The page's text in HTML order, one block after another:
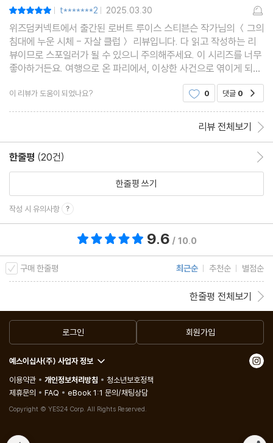
| t*******2 | 2025.03.30
위즈덤커넥트에서 출간된 로버트 루이스 스티븐슨 작가님의 ＜그의
침대에 누운 시체 - 자살 클럽＞ 리뷰입니다. 다 읽고 작성하는 리
뷰이므로 스포일러가 될 수 있으니 주의해주세요. 이 시리즈를 너무
좋아하거든요. 여행으로 온 파리에서, 이상한 사건으로 엮이게 되면
이 리뷰가 도움이 되었나요? 0 댓글 0
리뷰 전체보기
한줄평 (20건)
한줄평 쓰기
작성 시 유의사항
9.6 / 10.0
구매 한줄평 최근순 추천순 별점순
한줄평 전체보기
로그인 회원가입
예스이십사(주) 사업자 정보
이용약관
개인정보처리방침
청소년보호정책
제휴문의
FAQ eBook 1:1 문의/채팅상담
Copyright © YES24 Corp. All Rights Reserved.